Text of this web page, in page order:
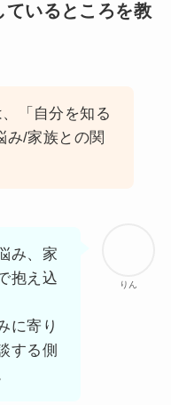
ているところを教
「自分を知る
み/家族との関
りん
み、家
抱え込
に寄り
する側